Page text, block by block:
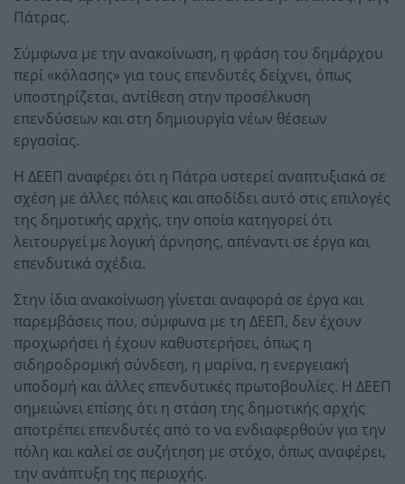
Πάτρας.
Σύμφωνα με την ανακοίνωση, η φράση του δημάρχου
περί «κόλασης» για τους επενδυτές δείχνει, όπως
υποστηρίζεται, αντίθεση στην προσέλκυση
επενδύσεων και στη δημιουργία νέων θέσεων
εργασίας.
Η ΔΕΕΠ αναφέρει ότι η Πάτρα υστερεί αναπτυξιακά σε
σχέση με άλλες πόλεις και αποδίδει αυτό στις επιλογές
της δημοτικής αρχής, την οποία κατηγορεί ότι
λειτουργεί με λογική άρνησης, απέναντι σε έργα και
επενδυτικά σχέδια.
Στην ίδια ανακοίνωση γίνεται αναφορά σε έργα και
παρεμβάσεις που, σύμφωνα με τη ΔΕΕΠ, δεν έχουν
προχωρήσει ή έχουν καθυστερήσει, όπως η
σιδηροδρομική σύνδεση, η μαρίνα, η ενεργειακή
υποδομή και άλλες επενδυτικές πρωτοβουλίες. Η ΔΕΕΠ
σημειώνει επίσης ότι η στάση της δημοτικής αρχής
αποτρέπει επενδυτές από το να ενδιαφερθούν για την
πόλη και καλεί σε συζήτηση με στόχο, όπως αναφέρει,
την ανάπτυξη της περιοχής.